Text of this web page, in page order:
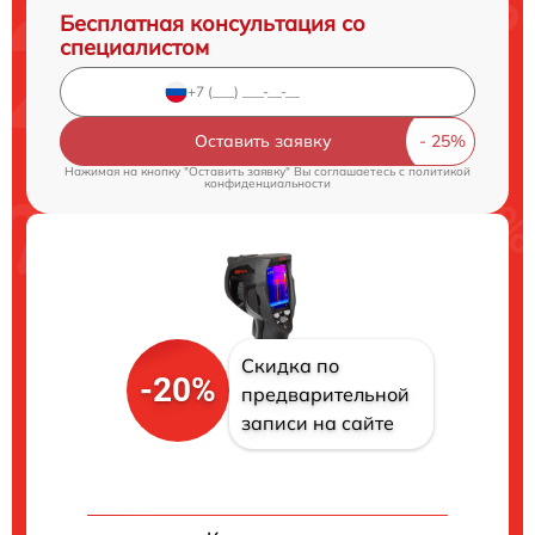
Бесплатная консультация со
специалистом
Оставить заявку
Нажимая на кнопку "Оставить заявку" Вы соглашаетесь cполитикой
конфиденциальности
-20%
Скидка по
предварительной
записи на сайте